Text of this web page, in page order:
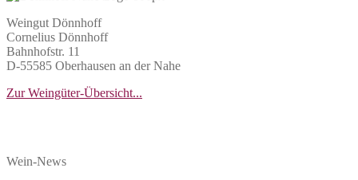
Weingut Dönnhoff
Cornelius Dönnhoff
Bahnhofstr. 11
D-55585 Oberhausen an der Nahe
Zur Weingüter-Übersicht...
Wein-News